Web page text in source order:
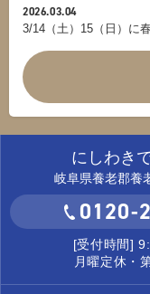
2026.03.04
3/14（土）15（日）に
にしわき
岐阜県養老郡養
0120-
[受付時間]
月曜定休・